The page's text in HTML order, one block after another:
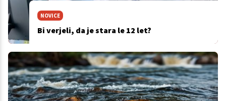
NOVICE
Bi verjeli, da je stara le 12 let?